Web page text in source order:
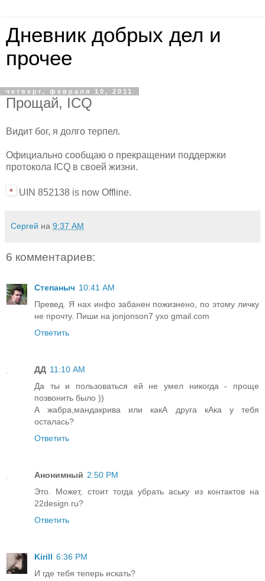
Дневник добрых дел и
прочее
четверг, февраля 10, 2011
Прощай, ICQ
Видит бог, я долго терпел.
Официально сообщаю о прекращении поддержки
протокола ICQ в своей жизни.
UIN 852138 is now Offline.
Сергей на 9:37 AM
6 комментариев:
Степаныч 10:41 AM
Превед. Я нах инфо забанен пожизнено, по этому личку
не прочту. Пиши на jonjonson7 ухо gmail.com
Ответить
ДД 11:10 AM
Да ты и пользоваться ей не умел никогда - проще
позвонить было ))
А жабра,мандакрива или какА друга кАка у тебя
осталась?
Ответить
Анонимный 2:50 PM
Это. Может, стоит тогда убрать аську из контактов на
22design.ru?
Ответить
Kirill 6:36 PM
И где тебя теперь искать?